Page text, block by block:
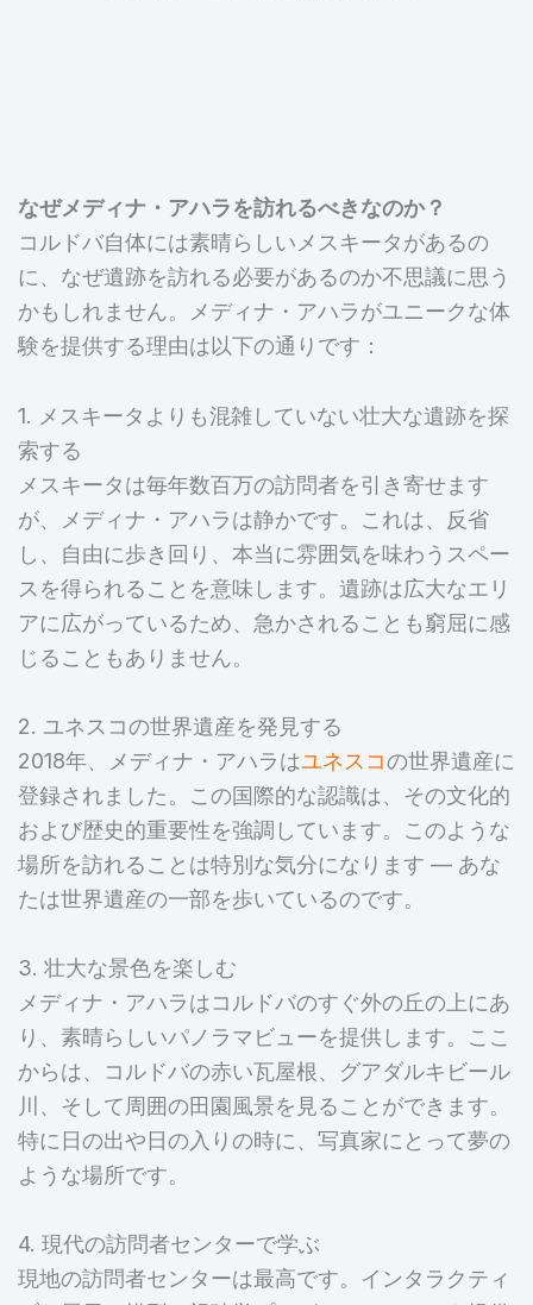
なぜメディナ・アハラを訪れるべきなのか？
コルドバ自体には素晴らしいメスキータがあるの
に、なぜ遺跡を訪れる必要があるのか不思議に思う
かもしれません。メディナ・アハラがユニークな体
験を提供する理由は以下の通りです：
1. メスキータよりも混雑していない壮大な遺跡を探
索する
メスキータは毎年数百万の訪問者を引き寄せます
が、メディナ・アハラは静かです。これは、反省
し、自由に歩き回り、本当に雰囲気を味わうスペー
スを得られることを意味します。遺跡は広大なエリ
アに広がっているため、急かされることも窮屈に感
じることもありません。
2. ユネスコの世界遺産を発見する
2018年、メディナ・アハラはユネスコの世界遺産に
登録されました。この国際的な認識は、その文化的
および歴史的重要性を強調しています。このような
場所を訪れることは特別な気分になります — あな
たは世界遺産の一部を歩いているのです。
3. 壮大な景色を楽しむ
メディナ・アハラはコルドバのすぐ外の丘の上にあ
り、素晴らしいパノラマビューを提供します。ここ
からは、コルドバの赤い瓦屋根、グアダルキビール
川、そして周囲の田園風景を見ることができます。
特に日の出や日の入りの時に、写真家にとって夢の
ような場所です。
4. 現代の訪問者センターで学ぶ
現地の訪問者センターは最高です。インタラクティ